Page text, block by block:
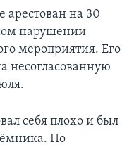
на 30
нарушении
мероприятия. Его
несогласованную
себя плохо и был
По